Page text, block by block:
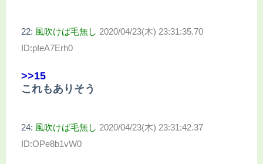
22: 風吹けば毛無し 2020/04/23(木) 23:31:35.70
ID:pIeA7Erh0
>>15
これもありそう
24: 風吹けば毛無し 2020/04/23(木) 23:31:42.37
ID:OPe8b1vW0